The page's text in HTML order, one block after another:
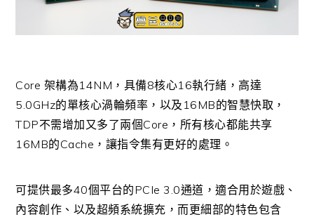
Core 架構為14NM，具備8核心16執行緒，高達
5.0GHz的單核心渦輪頻率，以及16MB的智慧快取，
TDP不需增加又多了兩個Core，所有核心都能共享
16MB的Cache，讓指令集有更好的處理。
可提供最多40個平台的PCIe 3.0通道，適合用於遊戲、
內容創作、以及超頻系統擴充，而更細部的特色包含